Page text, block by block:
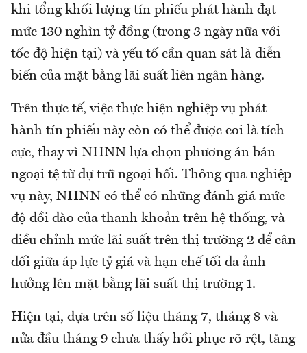
khi tổng khối lượng tín phiếu phát hành đạt
mức 130 nghìn tỷ đồng (trong 3 ngày nữa với
tốc độ hiện tại) và yếu tố cần quan sát là diễn
biến của mặt bằng lãi suất liên ngân hàng.
Trên thực tế, việc thực hiện nghiệp vụ phát
hành tín phiếu này còn có thể được coi là tích
cực, thay vì NHNN lựa chọn phương án bán
ngoại tệ từ dự trữ ngoại hối. Thông qua nghiệp
vụ này, NHNN có thể có những đánh giá mức
độ dồi dào của thanh khoản trên hệ thống, và
điều chỉnh mức lãi suất trên thị trường 2 để cân
đối giữa áp lực tỷ giá và hạn chế tối đa ảnh
hưởng lên mặt bằng lãi suất thị trường 1.
Hiện tại, dựa trên số liệu tháng 7, tháng 8 và
nửa đầu tháng 9 chưa thấy hồi phục rõ rệt, tăng